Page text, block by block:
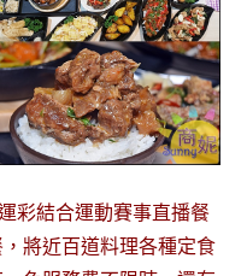
彩結合運動賽事直播餐
將近百道料理各種定食